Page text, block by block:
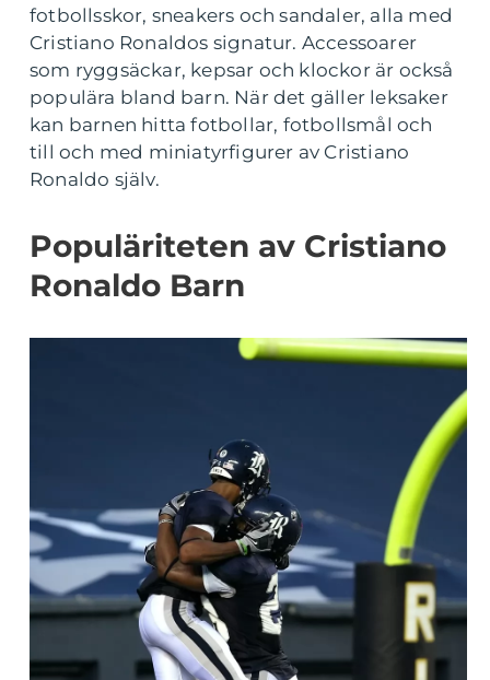
fotbollsskor, sneakers och sandaler, alla med
Cristiano Ronaldos signatur. Accessoarer
som ryggsäckar, kepsar och klockor är också
populära bland barn. När det gäller leksaker
kan barnen hitta fotbollar, fotbollsmål och
till och med miniatyrfigurer av Cristiano
Ronaldo själv.
Populäriteten av Cristiano
Ronaldo Barn